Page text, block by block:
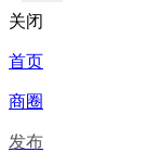
关闭
首页
商圈
发布